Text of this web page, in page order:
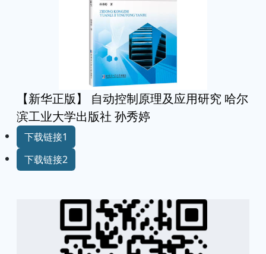
【新华正版】 自动控制原理及应用研究 哈尔
滨工业大学出版社 孙秀婷
下载链接1
下载链接2